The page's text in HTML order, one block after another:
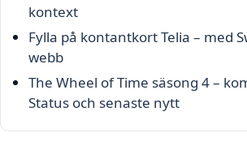
kontext
Fylla på kontantkort Telia – med
webb
The Wheel of Time säsong 4 –
Status och senaste nytt